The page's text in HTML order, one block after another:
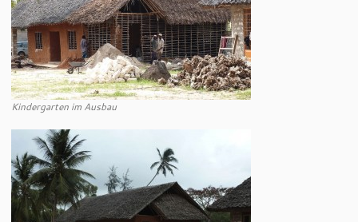
Kindergarten im Ausbau